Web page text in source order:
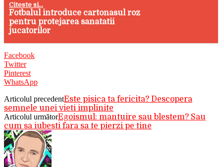
Citeste si...
Fotbalul introduce cartonasul roz
pentru protejarea sanatatii
jucatorilor
Facebook
Twitter
Pinterest
WhatsApp
Articolul precedentEste pisica ta fericita? Descopera
semnele unei vieti implinite
Articolul următorEgoismul: mantuire sau blestem? Sau
cum sa iubesti fara sa te pierzi pe tine